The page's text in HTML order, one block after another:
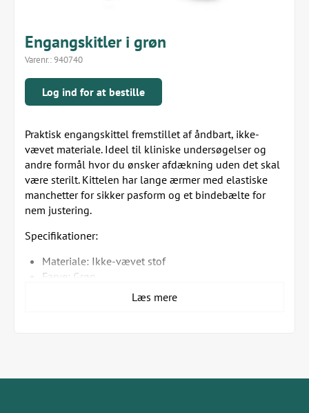
Engangskitler i grøn
Varenr.:940740
Log ind for at bestille
Praktisk engangskittel fremstillet af åndbart, ikke-
vævet materiale. Ideel til kliniske undersøgelser og
andre formål hvor du ønsker afdækning uden det skal
være sterilt. Kittelen har lange ærmer med elastiske
manchetter for sikker pasform og et bindebælte for
nem justering.
Specifikationer:
Materiale: Ikke-vævet stof
Farve: Grøn
Læs mere